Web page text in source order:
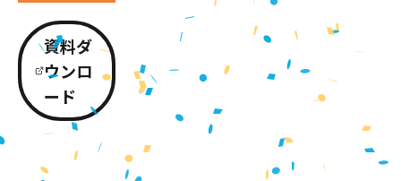
資料ダ
ウンロ
ード